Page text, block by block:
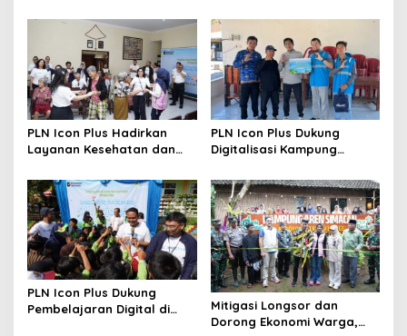
di Rumah Belas Kasih
PLN Icon Plus Hadirkan
Layanan Kesehatan dan
PLN Icon Plus Dukung
Digitalisasi Kampung
Gratis di Desa Nelayan
Rajatama
PLN Icon Plus Dukung
Pembelajaran Digital di
Mitigasi Longsor dan
Dorong Ekonomi Warga,